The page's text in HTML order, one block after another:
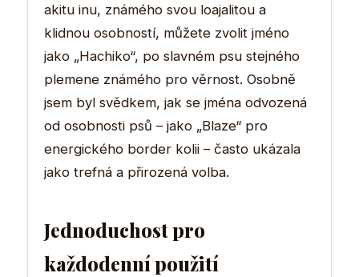
akitu inu, známého svou loajalitou a
klidnou osobností, můžete zvolit jméno
jako „Hachiko“, po slavném psu stejného
plemene známého pro věrnost. Osobně
jsem byl svědkem, jak se jména odvozená
od osobnosti psů – jako „Blaze“ pro
energického border kolii – často ukázala
jako trefná a přirozená volba.
Jednoduchost pro
každodenní použití